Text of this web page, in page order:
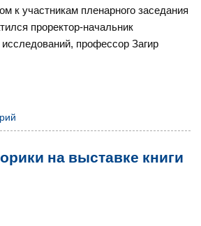
к участникам пленарного заседания
проректор-начальник
профессор Загир
на выставке книги